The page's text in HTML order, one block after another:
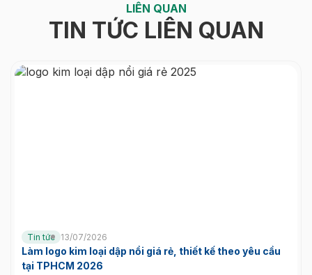
LIÊN QUAN
TIN TỨC LIÊN QUAN
Tin tức 13/07/2026
Làm logo kim loại dập nổi giá rẻ, thiết kế theo yêu cầu
tại TPHCM 2026